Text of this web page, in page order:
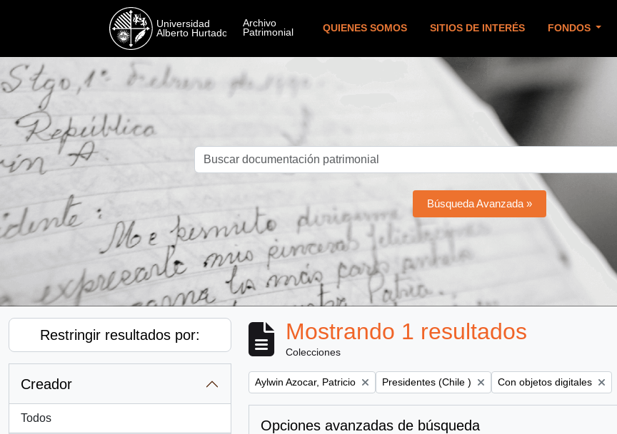
QUIENES SOMOS SITIOS DE INTERÉS FONDOS
Búsqueda Avanzada »
Restringir resultados por:
Creador
Todos
Mostrando 1 resultados
Colecciones
Remove filter:
Aylwin Azocar, Patricio Remove filter:
Presidentes (Chile ) Remove filter:
Con objetos digitales
Opciones avanzadas de búsqueda